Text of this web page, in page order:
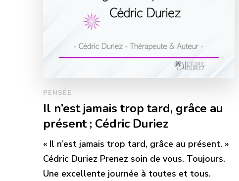
PENSÉE
Il n’est jamais trop tard, grâce au
présent ; Cédric Duriez
« Il n’est jamais trop tard, grâce au présent. »
Cédric Duriez Prenez soin de vous. Toujours.
Une excellente journée à toutes et tous.